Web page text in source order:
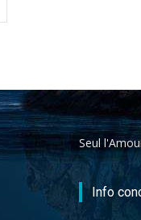
Seul
Info